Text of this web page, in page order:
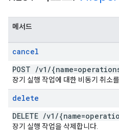
메서드
cancel
POST /v1 /
장기 실행 작업에 대한 비동기 취소
delete
DELETE /v1 /
장기 실행 작업을 삭제합니다.